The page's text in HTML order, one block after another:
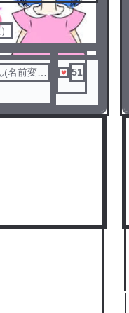
ことがあるかも…
名前変更
51